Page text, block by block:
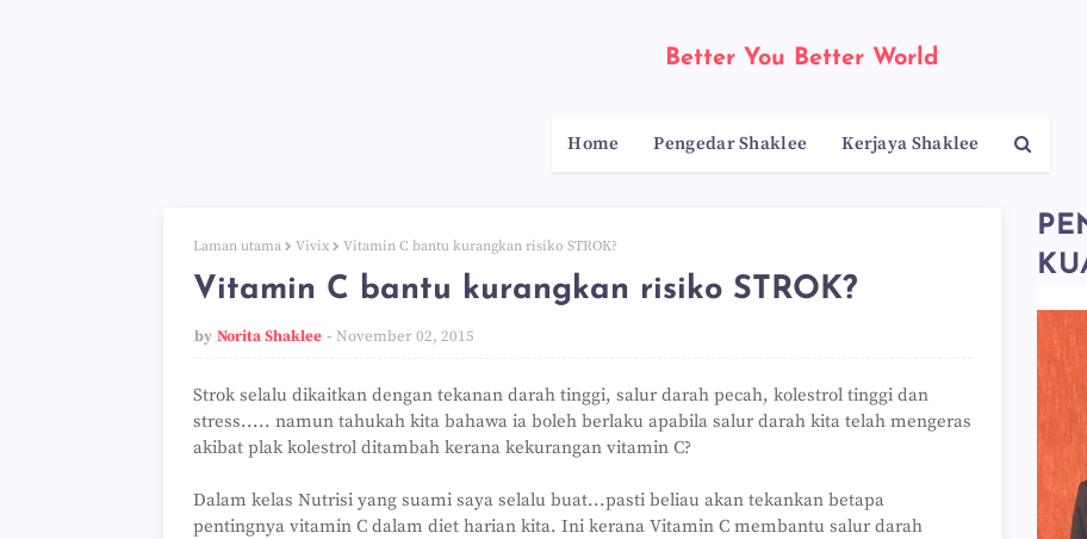
Better You Better World
Home Pengedar Shaklee Kerjaya Shaklee
Laman utama Vivix Vitamin C bantu kurangkan risiko STROK?
Vitamin C bantu kurangkan risiko STROK?
by Norita Shaklee November 02, 2015
Strok selalu dikaitkan dengan tekanan darah tinggi, salur darah pecah, kolestrol tinggi dan
stress..... namun tahukah kita bahawa ia boleh berlaku apabila salur darah kita telah mengeras
akibat plak kolestrol ditambah kerana kekurangan vitamin C?
Dalam kelas Nutrisi yang suami saya selalu buat...pasti beliau akan tekankan betapa
pentingnya vitamin C dalam diet harian kita. Ini kerana Vitamin C membantu salur darah